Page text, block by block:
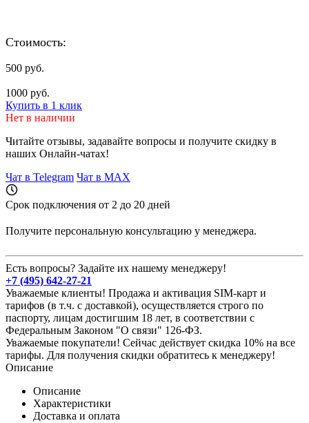
Стоимость:
500 руб.
1000 руб.
Купить в 1 клик
Нет в наличии
Читайте отзывы, задавайте вопросы и получите скидку в
наших Онлайн-чатах!
Чат в Telegram Чат в MAX
Срок подключения от 2 до 20 дней
Получите персональную консультацию у менеджера.
Есть вопросы? Задайте их нашему менеджеру!
+7 (495) 642-27-21
Уважаемые клиенты! Продажа и активация SIM-карт и
тарифов (в т.ч. с доставкой), осуществляется строго по
паспорту, лицам достигшим 18 лет, в соответствии с
Федеральным Законом "О связи" 126-ФЗ.
Уважаемые покупатели! Сейчас действует скидка 10% на все
тарифы. Для получения скидки обратитесь к менеджеру!
Описание
Описание
Характеристики
Доставка и оплата